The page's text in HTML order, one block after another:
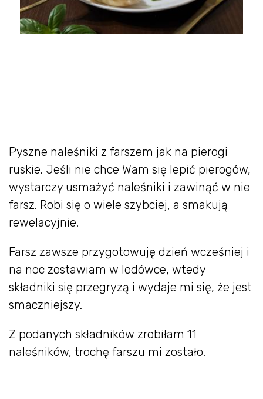
Pyszne naleśniki z farszem jak na pierogi
ruskie. Jeśli nie chce Wam się lepić pierogów,
wystarczy usmażyć naleśniki i zawinąć w nie
farsz. Robi się o wiele szybciej, a smakują
rewelacyjnie.
Farsz zawsze przygotowuję dzień wcześniej i
na noc zostawiam w lodówce, wtedy
składniki się przegryzą i wydaje mi się, że jest
smaczniejszy.
Z podanych składników zrobiłam 11
naleśników, trochę farszu mi zostało.